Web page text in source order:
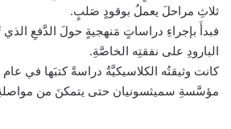
ثلاثِ مراحلَ يعملُ بوقودٍ صَلبٍ.
فبدأَ بإجراءِ دراساتٍ مَنهجيةٍ حولَ الدَّفعِ
البارودِ على نفقتِه الخاصَّةِ.
مؤسَّسةِ سميثسونيان حتى يتمكنَ من